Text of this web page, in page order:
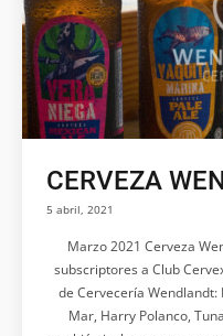
CERVEZA
5 abril, 2021
Marzo 2021 Cerveza
subscriptores a Club
de Cervecería Wendlandt:
Mar, Harry Polanco,